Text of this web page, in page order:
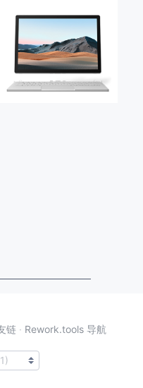
链 · Rework.tools 导航